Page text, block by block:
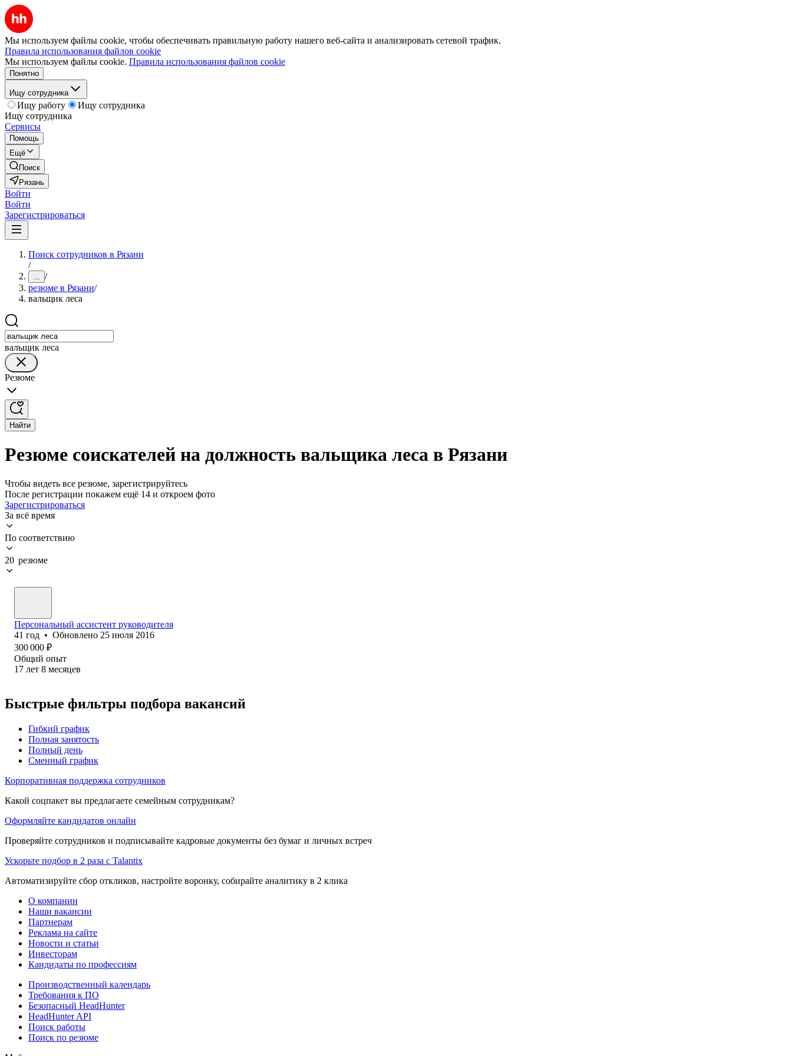
Мы используем файлы cookie, чтобы обеспечивать правильную работу нашего веб-сайта и анализировать сетевой трафик.
Правила использования файлов cookie
Мы используем файлы cookie. Правила использования файлов cookie
Понятно
Ищу сотрудника
Ищу работу
Ищу сотрудника
Ищу сотрудника
Сервисы
Помощь
Ещё
Поиск
Рязань
Войти
Войти
Зарегистрироваться
Поиск сотрудников в Рязани
/
... /
резюме в Рязани/
вальщик леса
вальщик леса
Резюме
Найти
Резюме соискателей на должность вальщика леса в Рязани
Чтобы видеть все резюме, зарегистрируйтесь
После регистрации покажем ещё 14 и откроем фото
Зарегистрироваться
За всё время
По соответствию
20 резюме
Персональный ассистент руководителя
41 год • Обновлено 25 июля 2016
300 000 ₽
Общий опыт
17 лет 8 месяцев
Быстрые фильтры подбора вакансий
Гибкий график
Полная занятость
Полный день
Сменный график
Корпоративная поддержка сотрудников
Какой соцпакет вы предлагаете семейным сотрудникам?
Оформляйте кандидатов онлайн
Проверяйте сотрудников и подписывайте кадровые документы без бумаг и личных встреч
Ускорьте подбор в 2 раза с Talantix
Автоматизируйте сбор откликов, настройте воронку, собирайте аналитику в 2 клика
О компании
Наши вакансии
Партнерам
Реклама на сайте
Новости и статьи
Инвесторам
Кандидаты по профессиям
Производственный календарь
Требования к ПО
Безопасный HeadHunter
HeadHunter API
Поиск работы
Поиск по резюме